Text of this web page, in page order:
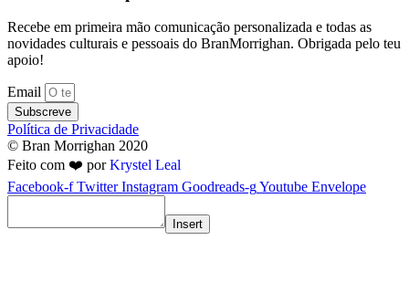
Recebe em primeira mão comunicação personalizada e todas as
novidades culturais e pessoais do BranMorrighan. Obrigada pelo teu
apoio!
Email
Subscreve
Política de Privacidade
© Bran Morrighan 2020
Feito com ❤️ porKrystel Leal
Facebook-f Twitter Instagram Goodreads-gYoutube Envelope
Insert